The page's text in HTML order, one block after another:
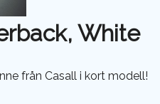
White
från Casall i kort modell!